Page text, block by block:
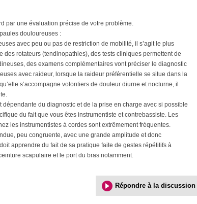
par une évaluation précise de votre problème.
douloureuses :
avec peu ou pas de restriction de mobilité, il s’agit le plus
des rotateurs (tendinopathies), des tests cliniques permettent de
des examens complémentaires vont préciser le diagnostic
avec raideur, lorsque la raideur préférentielle se situe dans la
s’accompagne volontiers de douleur diurne et nocturne, il
dépendante du diagnostic et de la prise en charge avec si possible
du fait que vous êtes instrumentiste et contrebassiste. Les
les instrumentistes à cordes sont extrêmement fréquentes.
peu congruente, avec une grande amplitude et donc
apprendre du fait de sa pratique faite de gestes répétitifs à
scapulaire et le port du bras notamment.
Répondre à la discussion